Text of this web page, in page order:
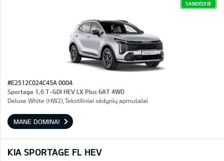
SANDĖLYJE
#E2512C024C45A 0004
Sportage 1,6 T-GDI HEV LX Plus 6AT 4WD
Deluxe White (HW2),Tekstiliniai sėdynių apmušalai
MANE DOMINA!
KIA SPORTAGE FL HEV